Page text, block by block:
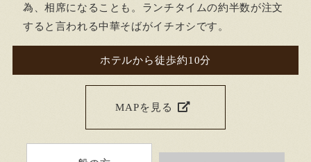
為、相席になることも。ランチタイムの約半数が注文
すると言われる中華そばがイチオシです。
ホテルから徒歩約10分
MAPを見る